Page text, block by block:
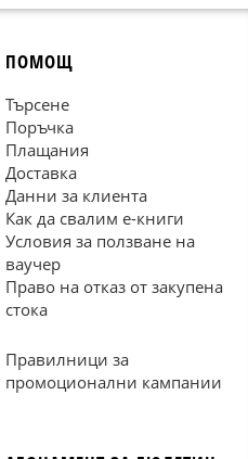
ПОМОЩ
Търсене
Поръчка
Плащания
Доставка
Данни за клиента
Как да свалим е-книги
Условия за ползване на
ваучер
Право на отказ от закупена
стока
Правилници за
промоционални кампании